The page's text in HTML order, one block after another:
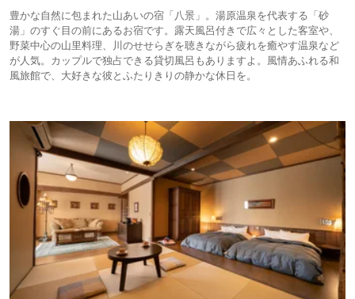
豊かな自然に包まれた山あいの宿「八景」。湯原温泉を代表する「砂
湯」のすぐ目の前にあるお宿です。露天風呂付きで広々とした客室や、
野菜中心の山里料理、川のせせらぎを聴きながら疲れを癒やす温泉など
が人気。カップルで独占できる貸切風呂もありますよ。風情あふれる和
風旅館で、大好きな彼とふたりきりの静かな休日を。